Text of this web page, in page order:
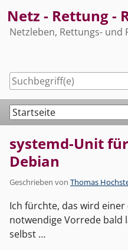
to
content
Netz - Rettung -
Netzleben, Rettungs- und
Navigation
systemd-Unit
Debian
Geschrieben von Thomas
Ich fürchte, das wird
notwendige Vorrede bald
selbst …